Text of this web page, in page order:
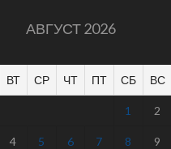
АВГУСТ 2026
ВТ СР ЧТ ПТ СБ ВС
1 2
4 5 6 7 8 9